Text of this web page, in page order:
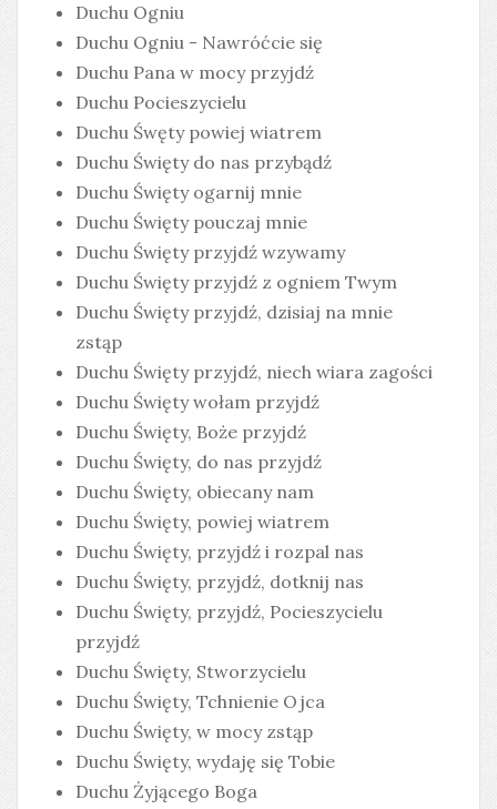
Duchu Ogniu
Duchu Ogniu - Nawróćcie się
Duchu Pana w mocy przyjdź
Duchu Pocieszycielu
Duchu Śwęty powiej wiatrem
Duchu Święty do nas przybądź
Duchu Święty ogarnij mnie
Duchu Święty pouczaj mnie
Duchu Święty przyjdź wzywamy
Duchu Święty przyjdź z ogniem Twym
Duchu Święty przyjdź, dzisiaj na mnie
zstąp
Duchu Święty przyjdź, niech wiara zagości
Duchu Święty wołam przyjdź
Duchu Święty, Boże przyjdź
Duchu Święty, do nas przyjdź
Duchu Święty, obiecany nam
Duchu Święty, powiej wiatrem
Duchu Święty, przyjdź i rozpal nas
Duchu Święty, przyjdź, dotknij nas
Duchu Święty, przyjdź, Pocieszycielu
przyjdź
Duchu Święty, Stworzycielu
Duchu Święty, Tchnienie Ojca
Duchu Święty, w mocy zstąp
Duchu Święty, wydaję się Tobie
Duchu Żyjącego Boga